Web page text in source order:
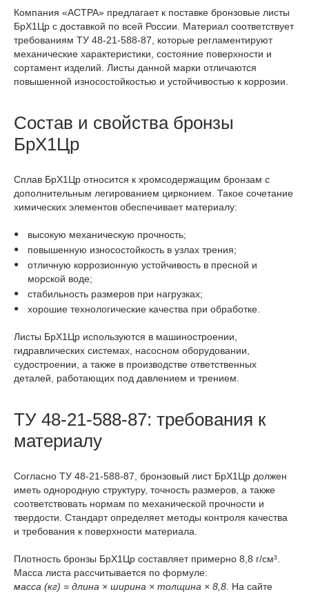
Компания «АСТРА» предлагает к поставке бронзовые листы
БрХ1Цр с доставкой по всей России. Материал соответствует
требованиям ТУ 48-21-588-87, которые регламентируют
механические характеристики, состояние поверхности и
сортамент изделий. Листы данной марки отличаются
повышенной износостойкостью и устойчивостью к коррозии.
Состав и свойства бронзы
БрХ1Цр
Сплав БрХ1Цр относится к хромсодержащим бронзам с
дополнительным легированием цирконием. Такое сочетание
химических элементов обеспечивает материалу:
высокую механическую прочность;
повышенную износостойкость в узлах трения;
отличную коррозионную устойчивость в пресной и
морской воде;
стабильность размеров при нагрузках;
хорошие технологические качества при обработке.
Листы БрХ1Цр используются в машиностроении,
гидравлических системах, насосном оборудовании,
судостроении, а также в производстве ответственных
деталей, работающих под давлением и трением.
ТУ 48-21-588-87: требования к
материалу
Согласно ТУ 48-21-588-87, бронзовый лист БрХ1Цр должен
иметь однородную структуру, точность размеров, а также
соответствовать нормам по механической прочности и
твердости. Стандарт определяет методы контроля качества
и требования к поверхности материала.
Плотность бронзы БрХ1Цр составляет примерно 8,8 г/см³.
Масса листа рассчитывается по формуле:
масса (кг) = длина × ширина × толщина × 8,8 . На сайте